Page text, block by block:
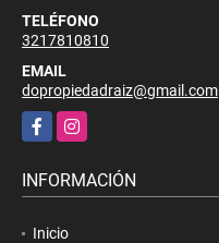
TELÉFONO
3217810810
EMAIL
dopropiedadraiz@gmail.com
FacebookInstagram
INFORMACIÓN
Inicio